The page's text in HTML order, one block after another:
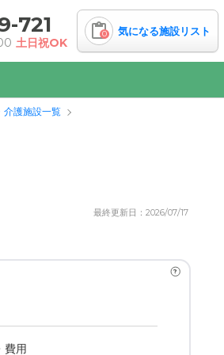
721
土日祝OK
0 気になる施設リスト
介護施設一覧
最終更新日：2026/07/17
?
費用